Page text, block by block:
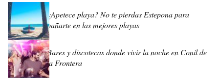
¿Apetece playa? No te pierdas Estepona para
bañarte en las mejores playas
Bares y discotecas donde vivir la noche en Conil de
la Frontera